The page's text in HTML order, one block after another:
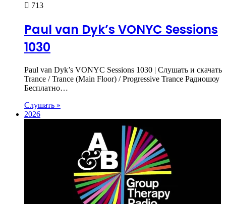
713
Paul van Dyk’s VONYC Sessions
1030
Paul van Dyk’s VONYC Sessions 1030 | Слушать и скачать
Trance / Trance (Main Floor) / Progressive Trance Радиошоу
Бесплатно…
Слушать »
2026